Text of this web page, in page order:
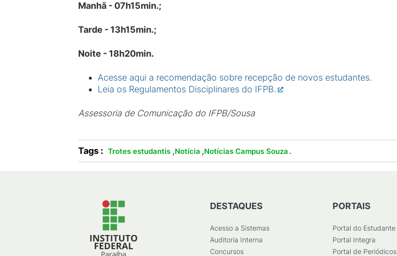
Manhã - 07h15min.;
Tarde - 13h15min.;
Noite - 18h20min.
Acesse aqui a recomendação sobre recepção de novos estudantes.
Leia os Regulamentos Disciplinares do IFPB.
Assessoria de Comunicação do IFPB/Sousa
Tags : Trotes estudantis ,Notícia ,Notícias Campus Souza .
DESTAQUES
Acesso a Sistemas
Auditoria Interna
Concursos
PORTAIS
Portal do Estudante
Portal Integra
Portal de Periódicos